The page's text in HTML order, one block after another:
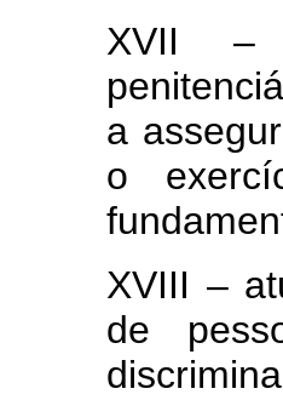
XVII –
a
o
XVIII –
de